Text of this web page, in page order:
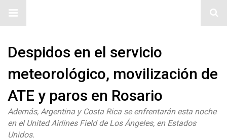
Despidos en el servicio
meteorológico, movilización de
ATE y paros en Rosario
Además, Argentina y Costa Rica se enfrentarán esta noche
en el United Airlines Field de Los Ángeles, en Estados
Unidos.